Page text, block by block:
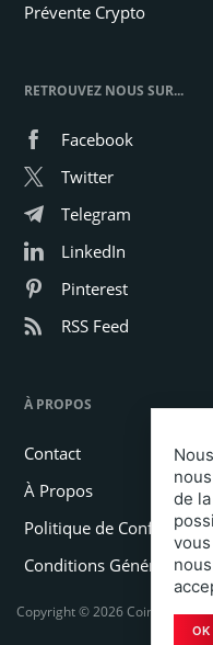
Prévente Crypto
RETROUVEZ NOUS SUR...
Facebook
Twitter
Telegram
LinkedIn
Pinterest
RSS Feed
À PROPOS
Contact
À Propos
Politique de
Conditions Générales
Copyright © 2026 Coinspeaker
de
OK